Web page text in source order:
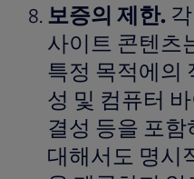
보증의 제한.
사이트 콘텐츠
특정 목적에의
성 및 컴퓨터
결성 등을 포
대해서도 명시